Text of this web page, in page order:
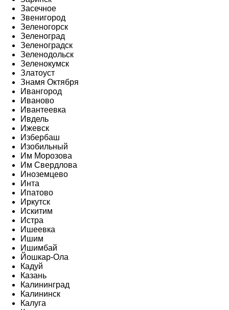
Засечное
Звенигород
Зеленогорск
Зеленоград
Зеленоградск
Зеленодольск
Зеленокумск
Златоуст
Знамя Октября
Ивангород
Иваново
Ивантеевка
Ивдель
Ижевск
Избербаш
Изобильный
Им Морозова
Им Свердлова
Иноземцево
Инта
Ипатово
Иркутск
Искитим
Истра
Ишеевка
Ишим
Ишимбай
Йошкар-Ола
Кадуй
Казань
Калининград
Калининск
Калуга